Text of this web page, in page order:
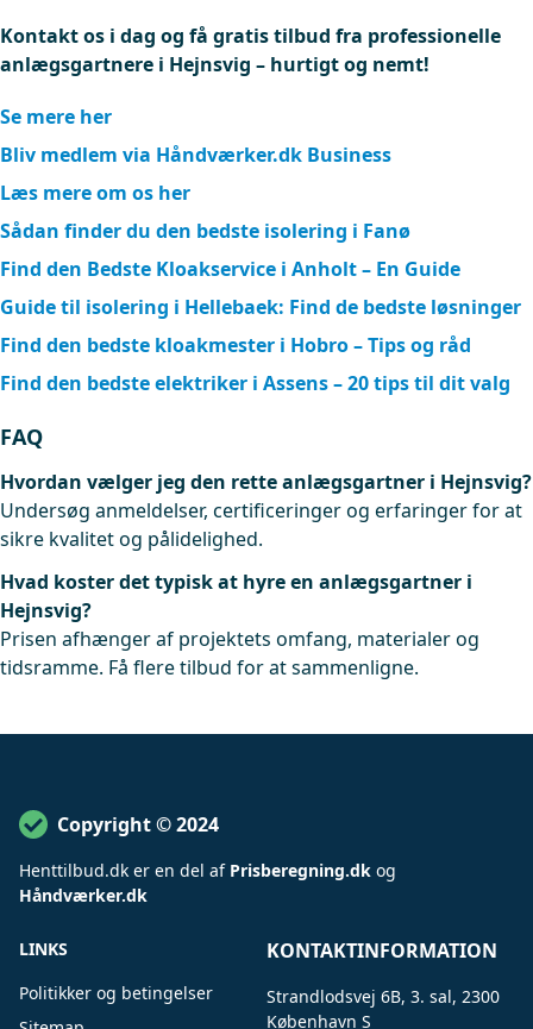
Kontakt os i dag og få gratis tilbud fra professionelle
anlægsgartnere i Hejnsvig – hurtigt og nemt!
Se mere her
Bliv medlem via Håndværker.dk Business
Læs mere om os her
Sådan finder du den bedste isolering i Fanø
Find den Bedste Kloakservice i Anholt – En Guide
Guide til isolering i Hellebaek: Find de bedste løsninger
Find den bedste kloakmester i Hobro – Tips og råd
Find den bedste elektriker i Assens – 20 tips til dit valg
FAQ
Hvordan vælger jeg den rette anlægsgartner i Hejnsvig?
Undersøg anmeldelser, certificeringer og erfaringer for at
sikre kvalitet og pålidelighed.
Hvad koster det typisk at hyre en anlægsgartner i
Hejnsvig?
Prisen afhænger af projektets omfang, materialer og
tidsramme. Få flere tilbud for at sammenligne.
Copyright © 2024
Henttilbud.dk er en del af Prisberegning.dk og
Håndværker.dk
LINKS
Politikker og betingelser
KONTAKTINFORMATION
Strandlodsvej 6B, 3. sal, 2300
København S